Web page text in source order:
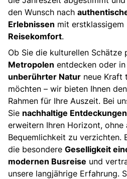
den Wunsch nach
Erlebnissen mit erstklassigem
Reisekomfort.
Ob Sie die kulturellen Schätze
Metropolen entdecken oder in
unberührter Natur neue Kraft
möchten – wir bieten Ihnen
Rahmen für Ihre Auszeit. Bei
Sie nachhaltige Entdeckungen
erweitern Ihren Horizont, ohne
Bequemlichkeit zu verzichten.
die besondere Geselligkeit
modernen Busreise und
unsere langjährige Erfahrung.